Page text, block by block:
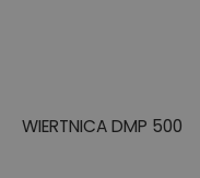
WIERTNICA DMP 500